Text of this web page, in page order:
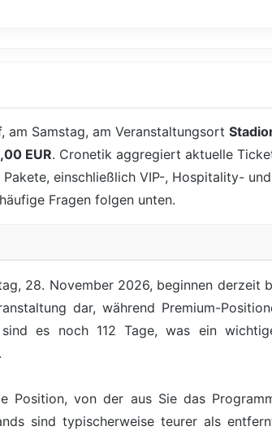
am Samstag, am Veranstaltungsort
EUR. Cronetik aggregiert aktuelle
einschließlich VIP-, Hospitality-
Fragen folgen unten.
28. November 2026, beginnen derzeit
dar, während Premium-
es noch 112 Tage, was ein
von der aus Sie das
sind typischerweise teurer als